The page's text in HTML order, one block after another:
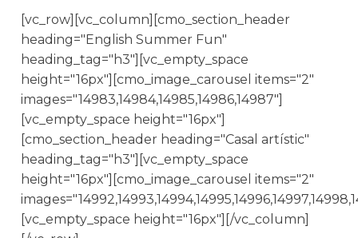
[vc_row][vc_column][cmo_section_header
heading="English Summer Fun"
heading_tag="h3"][vc_empty_space
height="16px"][cmo_image_carousel items="2"
images="14983,14984,14985,14986,14987"]
[vc_empty_space height="16px"]
[cmo_section_header heading="Casal artístic"
heading_tag="h3"][vc_empty_space
height="16px"][cmo_image_carousel items="2"
[vc_empty_space height="16px"][/vc_column]